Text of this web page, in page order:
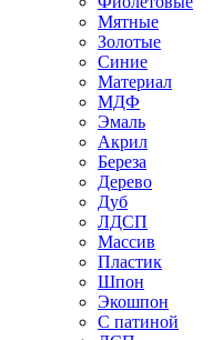
Мятные
Золотые
Синие
Материал
МДФ
Эмаль
Акрил
Береза
Дерево
Дуб
ЛДСП
Массив
Пластик
Шпон
Экошпон
С патиной